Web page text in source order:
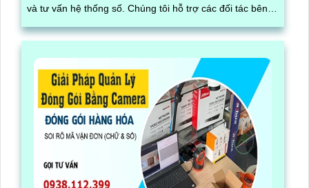
và tư vấn hệ thống số. Chúng tôi hỗ trợ các đối tác bên
thứ ba xây dựng, vận hành và mở rộng hệ thống trên nền
tảng mạng xã hội, giúp tối ưu hóa quy trình kinh doanh
và kết nối khách hàng hiệu quả trong thời đại số